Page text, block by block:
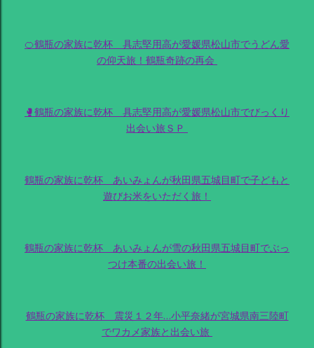
🍊鶴瓶の家族に乾杯 具志堅用高が愛媛県松山市でうどん愛
の仰天旅！鶴瓶奇跡の再会
🥊鶴瓶の家族に乾杯 具志堅用高が愛媛県松山市でびっくり
出会い旅ＳＰ
鶴瓶の家族に乾杯 あいみょんが秋田県五城目町で子どもと
遊びお米をいただく旅！
鶴瓶の家族に乾杯 あいみょんが雪の秋田県五城目町でぶっ
つけ本番の出会い旅！
鶴瓶の家族に乾杯 震災１２年…小平奈緒が宮城県南三陸町
でワカメ家族と出会い旅